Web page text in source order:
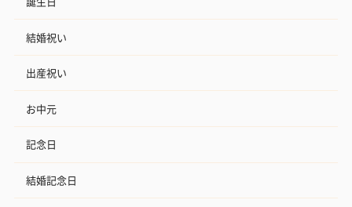
結婚祝い
出産祝い
お中元
記念日
結婚記念日